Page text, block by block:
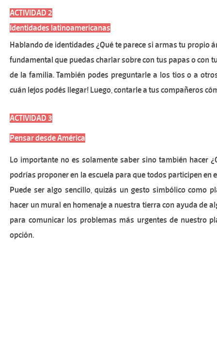
ACTIVIDAD 2
Identidades latinoamericanas
Hablando de identidades ¿Qué te parece si armas tu propio
fundamental que puedas charlar sobre con tus papas o con
de la familia. También podes preguntarle a los tios o a
cuán lejos podés llegar! Luego, contarle a tus compañeros
ACTIVIDAD 3
Pensar desde América
Lo importante no es solamente saber sino también hacer
podrías proponer en la escuela para que todos participen en
Puede ser algo sencillo, quizás un gesto simbólico como
hacer un mural en homenaje a nuestra tierra con ayuda de
para comunicar los problemas más urgentes de nuestro
opción.